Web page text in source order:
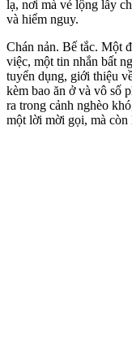
lạ, nơi mà vẻ lộng lẫy
và hiểm nguy.
Chán nản. Bế tắc. Một
việc, một tin nhắn bất
tuyển dụng, giới thiệu
kèm bao ăn ở và vô số
ra trong cảnh nghèo
một lời mời gọi, mà